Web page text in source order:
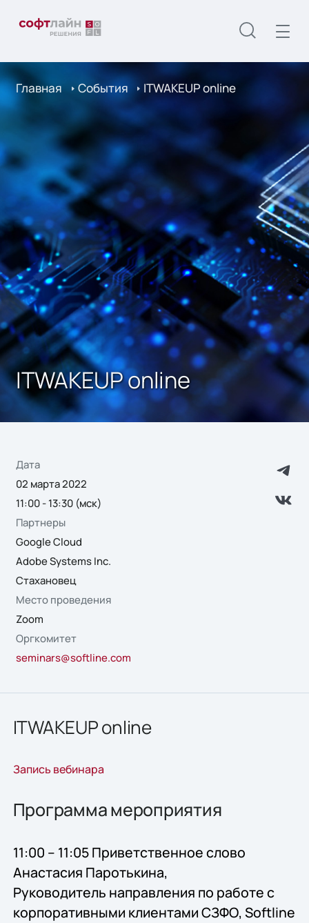
Главная События ITWAKEUP online
ITWAKEUP online
Дата
02 марта 2022
11:00 - 13:30 (мск)
Партнеры
Google Cloud
Adobe Systems Inc.
Стахановец
Место проведения
Zoom
Оргкомитет
seminars@softline.com
ITWAKEUP online
Запись вебинара
Программа мероприятия
11:00 – 11:05 Приветственное слово
Анастасия Паротькина,
Руководитель направления по работе с
корпоративными клиентами СЗФО, Softline